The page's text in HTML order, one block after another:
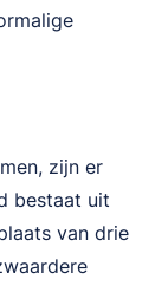
zijn er
bestaat uit
van drie